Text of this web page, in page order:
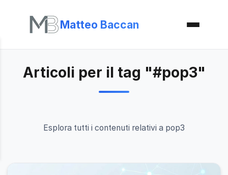
Matteo Baccan
Articoli per il tag "#pop3"
Esplora tutti i contenuti relativi a pop3